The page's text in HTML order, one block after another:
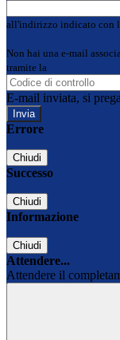
all'indirizzo indicato con
Non hai una e-mail
tramite la
E-mail inviata, si
Errore
Chiudi
Successo
Chiudi
Informazione
Chiudi
Attendere...
Attendere il